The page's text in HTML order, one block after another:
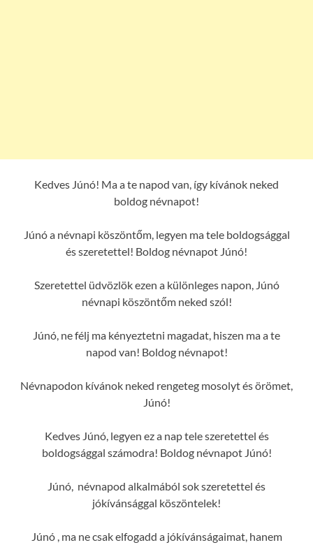
Kedves Júnó! Ma a te napod van, így kívánok neked
boldog névnapot!
Júnó a névnapi köszöntőm, legyen ma tele boldogsággal
és szeretettel! Boldog névnapot Júnó!
Szeretettel üdvözlök ezen a különleges napon, Júnó
névnapi köszöntőm neked szól!
Júnó, ne félj ma kényeztetni magadat, hiszen ma a te
napod van! Boldog névnapot!
Névnapodon kívánok neked rengeteg mosolyt és örömet,
Júnó!
Kedves Júnó, legyen ez a nap tele szeretettel és
boldogsággal számodra! Boldog névnapot Júnó!
Júnó, névnapod alkalmából sok szeretettel és
jókívánsággal köszöntelek!
Júnó , ma ne csak elfogadd a jókívánságaimat, hanem